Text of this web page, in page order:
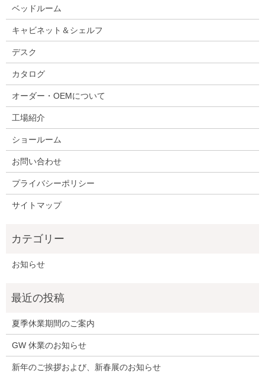
ベッドルーム
キャビネット＆シェルフ
デスク
カタログ
オーダー・OEMについて
工場紹介
ショールーム
お問い合わせ
プライバシーポリシー
サイトマップ
お知らせ
夏季休業期間のご案内
GW 休業のお知らせ
新年のご挨拶および、新春展のお知らせ